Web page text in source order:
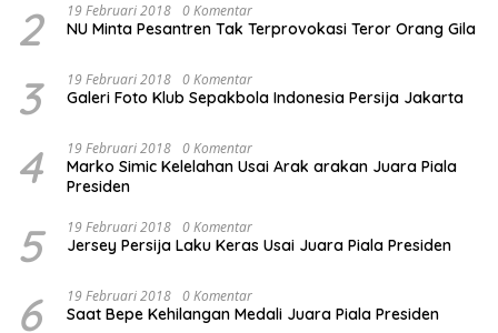
2 19 Februari 2018 0 Komentar
NU Minta Pesantren Tak Terprovokasi Teror Orang Gila
3 19 Februari 2018 0 Komentar
Galeri Foto Klub Sepakbola Indonesia Persija Jakarta
4 19 Februari 2018 0 Komentar
Marko Simic Kelelahan Usai Arak arakan Juara Piala
Presiden
5 19 Februari 2018 0 Komentar
Jersey Persija Laku Keras Usai Juara Piala Presiden
6 19 Februari 2018 0 Komentar
Saat Bepe Kehilangan Medali Juara Piala Presiden